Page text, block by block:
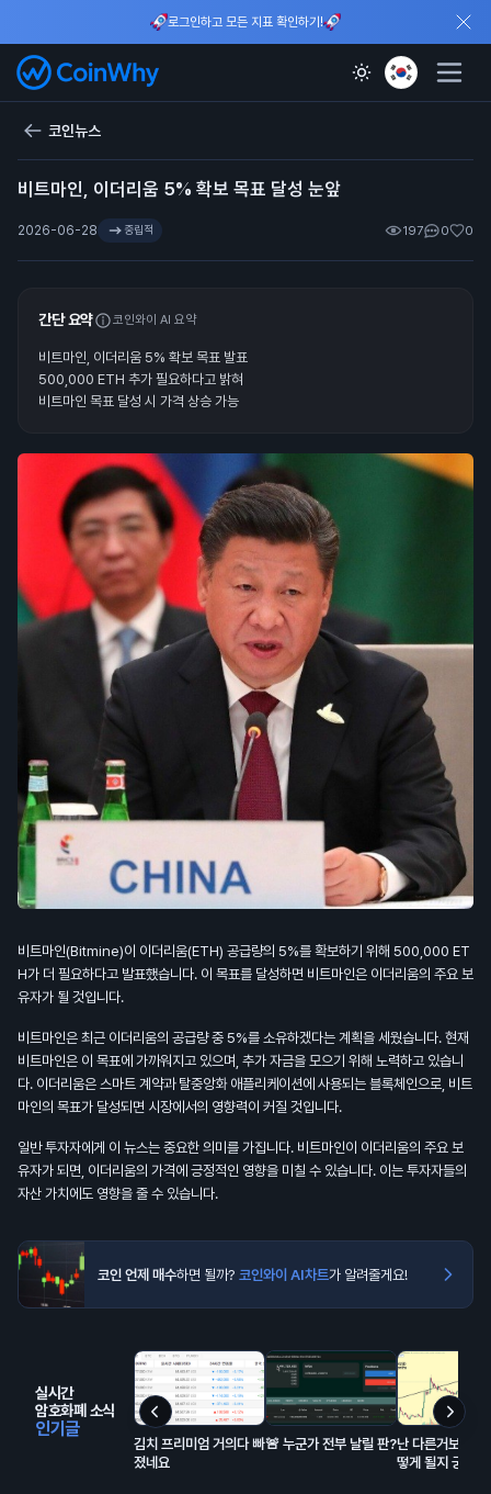
로그인하고 모든 지표 확인하기!
코인뉴스
비트마인, 이더리움 5% 확보 목표 달성 눈앞
2026-06-28 중립적 197 0 0
간단 요약 코인와이 AI 요약
비트마인, 이더리움 5% 확보 목표 발표
500,000 ETH 추가 필요하다고 밝혀
비트마인 목표 달성 시 가격 상승 가능
비트마인(Bitmine)이 이더리움(ETH) 공급량의 5%를 확보하기 위해 500,000 ET
H가 더 필요하다고 발표했습니다. 이 목표를 달성하면 비트마인은 이더리움의 주요 보
유자가 될 것입니다.
비트마인은 최근 이더리움의 공급량 중 5%를 소유하겠다는 계획을 세웠습니다. 현재
비트마인은 이 목표에 가까워지고 있으며, 추가 자금을 모으기 위해 노력하고 있습니
다. 이더리움은 스마트 계약과 탈중앙화 애플리케이션에 사용되는 블록체인으로, 비트
마인의 목표가 달성되면 시장에서의 영향력이 커질 것입니다.
일반 투자자에게 이 뉴스는 중요한 의미를 가집니다. 비트마인이 이더리움의 주요 보
유자가 되면, 이더리움의 가격에 긍정적인 영향을 미칠 수 있습니다. 이는 투자자들의
자산 가치에도 영향을 줄 수 있습니다.
코인 언제 매수하면 될까? 코인와이 AI차트가 알려줄게요!
실시간
암호화폐 소식
인기글
김치 프리미엄 거의다 빠
졌네요
🚨 누군가 전부 날릴 판?난 다른거보다
떻게 될지 궁금함